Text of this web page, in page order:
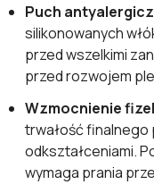
Puch
silikonowanych
przed wszelkimi
przed rozwojem
Wzmocnienie
trwałość
odkształceniami.
wymaga prania